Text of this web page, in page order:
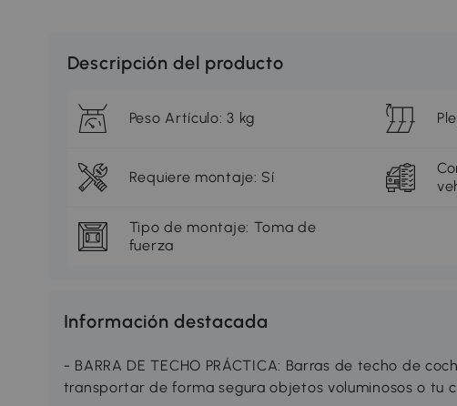
Descripción del producto
Peso Artículo: 3 kg
Requiere montaje: Sí
Tipo de montaje: Toma de
fuerza
Información destacada
- BARRA DE TECHO PRÁCTICA: Barras de techo de
transportar de forma segura objetos voluminosos o tu